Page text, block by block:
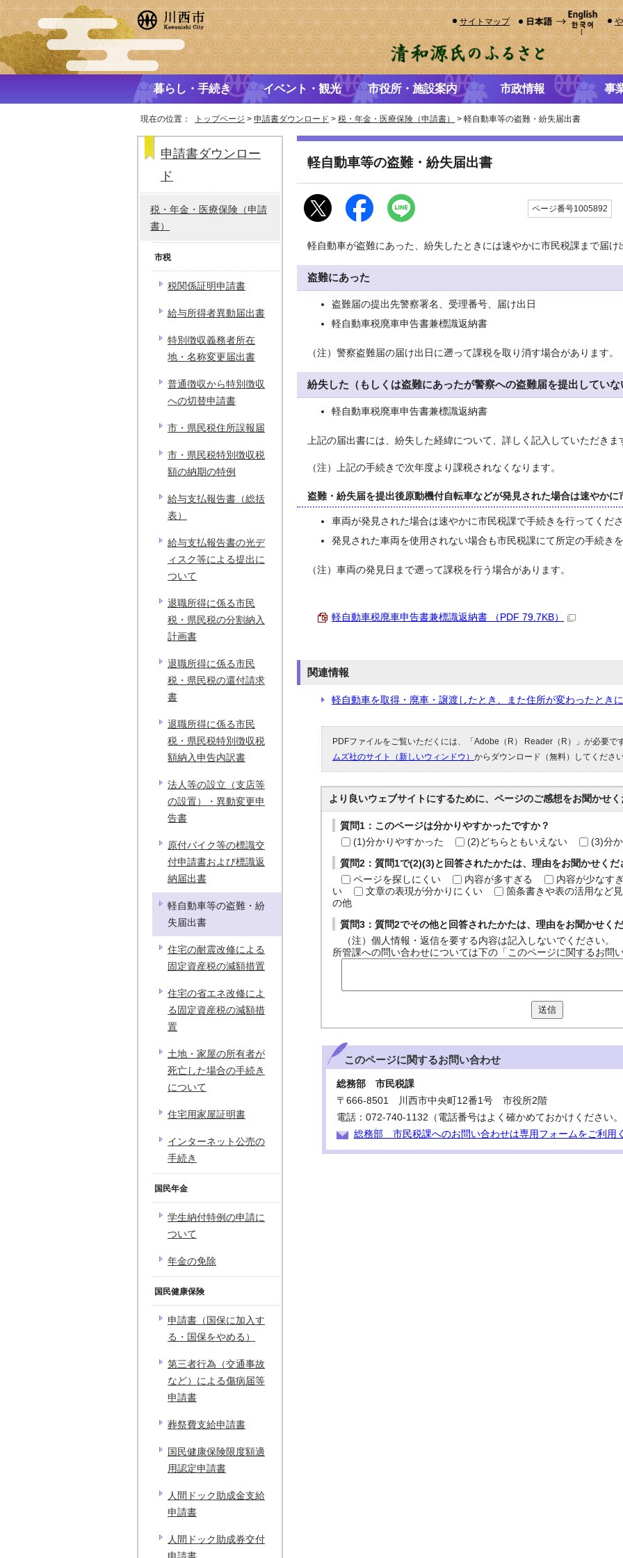
サイトマップ
暮らし・手続き イベント・観光 市役所・施設案内 市政情報 事
現在の位置： トップページ > 申請書ダウンロード > 税・年金・医療保険（申請書） > 軽自動車等の盗難・紛失届出書
軽自動車等の盗難・紛失届出書
ページ番号1005892
軽自動車が盗難にあった、紛失したときには速やかに市民税課まで届け
盗難にあった
盗難届の提出先警察署名、受理番号、届け出日
軽自動車税廃車申告書兼標識返納書
（注）警察盗難届の届け出日に遡って課税を取り消す場合があります。
紛失した（もしくは盗難にあったが警察への盗難届を提出していな
軽自動車税廃車申告書兼標識返納書
上記の届出書には、紛失した経緯について、詳しく記入していただきま
（注）上記の手続きで次年度より課税されなくなります。
盗難・紛失届を提出後原動機付自転車などが発見された場合は速やかに
車両が発見された場合は速やかに市民税課で手続きを行ってくださ
発見された車両を使用されない場合も市民税課にて所定の手続きを
（注）車両の発見日まで遡って課税を行う場合があります。
軽自動車税廃車申告書兼標識返納書 （PDF 79.7KB）
関連情報
軽自動車を取得・廃車・譲渡したとき、また住所が変わったとき
PDFファイルをご覧いただくには、「Adobe（R） Reader（R）」が必要で
ムズ社のサイト（新しいウィンドウ） からダウンロード（無料）してください
より良いウェブサイトにするために、ページのご感想をお聞かせく
質問1：このページは分かりやすかったですか？
(1)分かりやすかった
(2)どちらともいえない (3)分
質問2：質問1で(2)(3)と回答されたかたは、理由をお聞かせくだ
ページを探しにくい
内容が多すぎる 内容が少なす
い
文章の表現が分かりにくい 箇条書きや表の活用など
の他
質問3：質問2でその他と回答されたかたは、理由をお聞かせくだ
（注）個人情報・返信を要する内容は記入しないでください。
所管課への問い合わせについては下の「このページに関するお問い
送信
このページに関するお問い合わせ
総務部 市民税課
〒666-8501 川西市中央町12番1号 市役所2階
電話：072-740-1132（電話番号はよく確かめておかけください。
総務部 市民税課へのお問い合わせは専用フォームをご利用
申請書ダウンロー
ド
税・年金・医療保険（申請
書）
市税
税関係証明申請書
給与所得者異動届出書
特別徴収義務者所在
地・名称変更届出書
普通徴収から特別徴収
への切替申請書
市・県民税住所誤報届
市・県民税特別徴収税
額の納期の特例
給与支払報告書（総括
表）
給与支払報告書の光デ
ィスク等による提出に
ついて
退職所得に係る市民
税・県民税の分割納入
計画書
退職所得に係る市民
税・県民税の還付請求
書
退職所得に係る市民
税・県民税特別徴収税
額納入申告内訳書
法人等の設立（支店等
の設置）・異動変更申
告書
原付バイク等の標識交
付申請書および標識返
納届出書
軽自動車等の盗難・紛
失届出書
住宅の耐震改修による
固定資産税の減額措置
住宅の省エネ改修によ
る固定資産税の減額措
置
土地・家屋の所有者が
死亡した場合の手続き
について
住宅用家屋証明書
インターネット公売の
手続き
国民年金
学生納付特例の申請に
ついて
年金の免除
国民健康保険
申請書（国保に加入す
る・国保をやめる）
第三者行為（交通事故
など）による傷病届等
申請書
葬祭費支給申請書
国民健康保険限度額適
用認定申請書
人間ドック助成金支給
申請書
人間ドック助成券交付